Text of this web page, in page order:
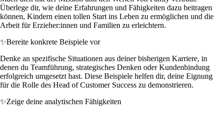
Überlege dir, wie deine Erfahrungen und Fähigkeiten dazu beitragen
können, Kindern einen tollen Start ins Leben zu ermöglichen und die
Arbeit für Erzieher:innen und Familien zu erleichtern.
✨Bereite konkrete Beispiele vor
Denke an spezifische Situationen aus deiner bisherigen Karriere, in
denen du Teamführung, strategisches Denken oder Kundenbindung
erfolgreich umgesetzt hast. Diese Beispiele helfen dir, deine Eignung
für die Rolle des Head of Customer Success zu demonstrieren.
✨Zeige deine analytischen Fähigkeiten